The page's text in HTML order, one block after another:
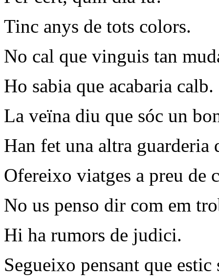
Tinc anys de tots colors.
No cal que vinguis tan
Ho sabia que acabaria calb.
La veïna diu que sóc un
Han fet una altra guarderia
Ofereixo viatges a preu de
No us penso dir com em
Hi ha rumors de judici.
Segueixo pensant que estic